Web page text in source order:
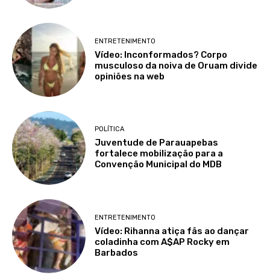
ENTRETENIMENTO
Vídeo: Inconformados? Corpo
musculoso da noiva de Oruam divide
opiniões na web
POLÍTICA
Juventude de Parauapebas
fortalece mobilização para a
Convenção Municipal do MDB
ENTRETENIMENTO
Vídeo: Rihanna atiça fãs ao dançar
coladinha com A$AP Rocky em
Barbados